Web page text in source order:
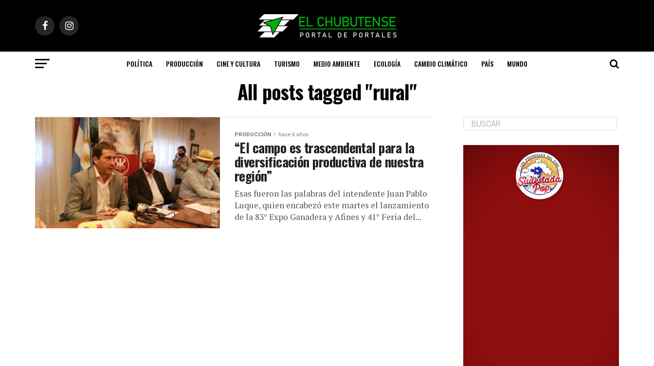
POLÍTICA PRODUCCIÓN CINE Y CULTURA TURISMO MEDIO AMBIENTE ECOLOGÍA CAMBIO CLIMÁTICO PAÍS MUNDO
All posts tagged "rural"
PRODUCCIÓN hace 6 años
“El campo es trascendental para la
diversificación productiva de nuestra
región”
Esas fueron las palabras del intendente Juan Pablo
Luque, quien encabezó este martes el lanzamiento
de la 83° Expo Ganadera y Afines y 41° Feria del...